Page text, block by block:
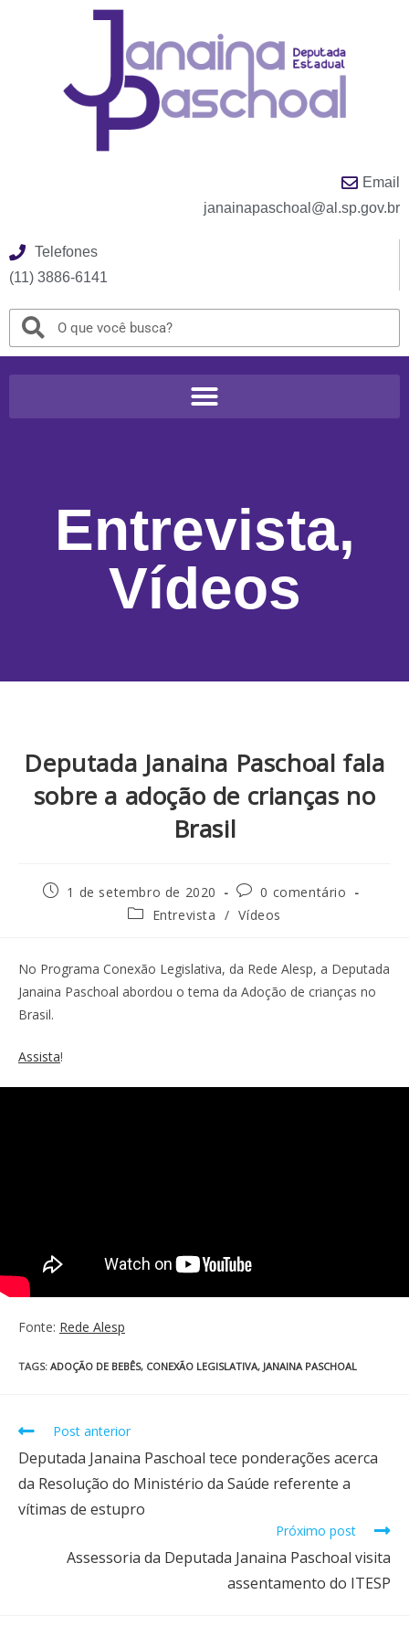
Email
janainapaschoal@al.sp.gov.br
Telefones
(11) 3886-6141
Entrevista,
Vídeos
Deputada Janaina Paschoal fala
sobre a adoção de crianças no
Brasil
1 de setembro de 2020
0 comentário
Entrevista / Vídeos
No Programa Conexão Legislativa, da Rede Alesp, a Deputada
Janaina Paschoal abordou o tema da Adoção de crianças no
Brasil.
Assista!
Fonte: Rede Alesp
TAGS: ADOÇÃO DE BEBÊS, CONEXÃO LEGISLATIVA, JANAINA PASCHOAL
Post anterior
Deputada Janaina Paschoal tece ponderações acerca
da Resolução do Ministério da Saúde referente a
vítimas de estupro
Próximo post
Assessoria da Deputada Janaina Paschoal visita
assentamento do ITESP